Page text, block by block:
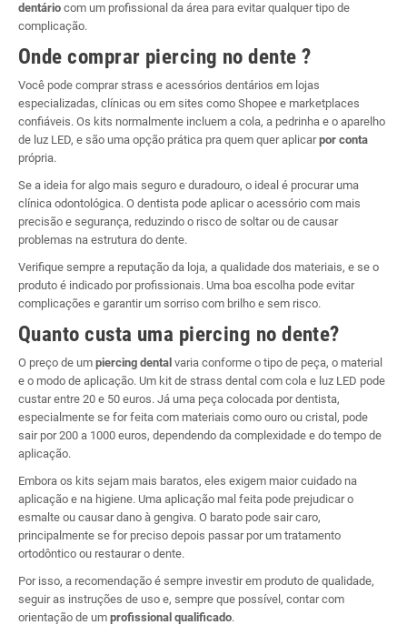
dentário com um profissional da área para evitar qualquer tipo de
complicação.
Onde comprar piercing no dente ?
Você pode comprar strass e acessórios dentários em lojas
especializadas, clínicas ou em sites como Shopee e marketplaces
confiáveis. Os kits normalmente incluem a cola, a pedrinha e o aparelho
de luz LED, e são uma opção prática pra quem quer aplicarpor conta
própria.
Se a ideia for algo mais seguro e duradouro, o ideal é procurar uma
clínica odontológica. O dentista pode aplicar o acessório com mais
precisão e segurança, reduzindo o risco de soltar ou de causar
problemas na estrutura do dente.
Verifique sempre a reputação da loja, a qualidade dos materiais, e se o
produto é indicado por profissionais. Uma boa escolha pode evitar
complicações e garantir um sorriso com brilho e sem risco.
Quanto custa uma piercing no dente?
O preço de um piercing dental varia conforme o tipo de peça, o material
e o modo de aplicação. Um kit de strass dental com cola e luz LED pode
custar entre 20 e 50 euros. Já uma peça colocada por dentista,
especialmente se for feita com materiais como ouro ou cristal, pode
sair por 200 a 1000 euros, dependendo da complexidade e do tempo de
aplicação.
Embora os kits sejam mais baratos, eles exigem maior cuidado na
aplicação e na higiene. Uma aplicação mal feita pode prejudicar o
esmalte ou causar dano à gengiva. O barato pode sair caro,
principalmente se for preciso depois passar por um tratamento
ortodôntico ou restaurar o dente.
Por isso, a recomendação é sempre investir em produto de qualidade,
seguir as instruções de uso e, sempre que possível, contar com
orientação de um profissional qualificado.